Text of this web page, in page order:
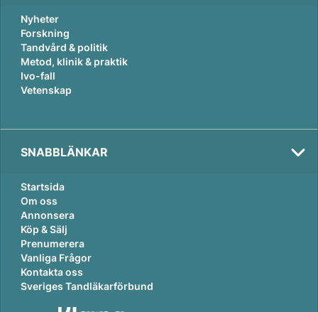
Nyheter
Forskning
Tandvård & politik
Metod, klinik & praktik
Ivo-fall
Vetenskap
SNABBLÄNKAR
Startsida
Om oss
Annonsera
Köp & Sälj
Prenumerera
Vanliga Frågor
Kontakta oss
Sveriges Tandläkarförbund